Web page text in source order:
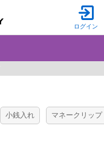
ログイン
小銭入れ マネークリップ